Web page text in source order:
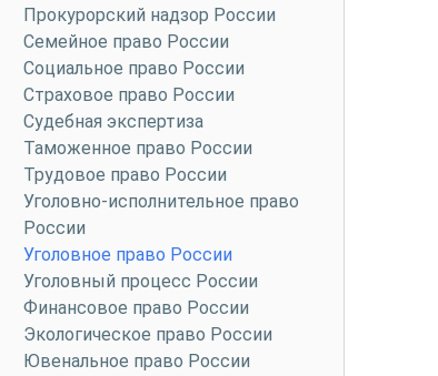
Прокурорский надзор России
Семейное право России
Социальное право России
Страховое право России
Судебная экспертиза
Таможенное право России
Трудовое право России
Уголовно-исполнительное право
России
Уголовное право России
Уголовный процесс России
Финансовое право России
Экологическое право России
Ювенальное право России